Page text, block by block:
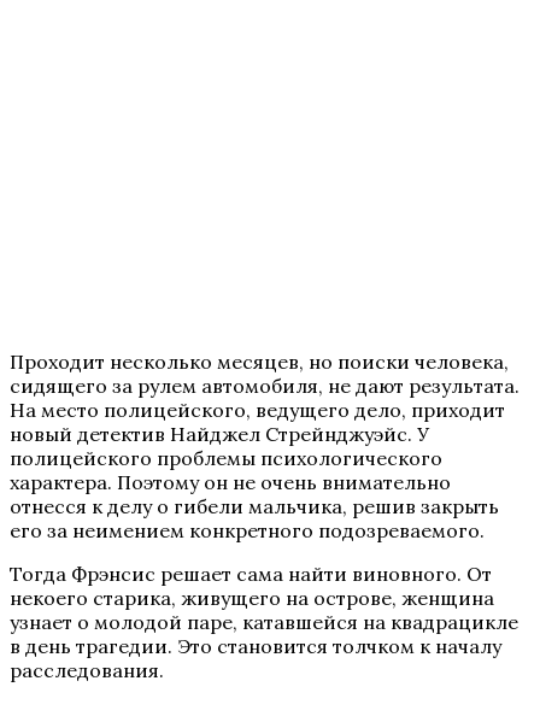
Проходит несколько месяцев, но поиски человека,
сидящего за рулем автомобиля, не дают результата.
На место полицейского, ведущего дело, приходит
новый детектив Найджел Стрейнджуэйс. У
полицейского проблемы психологического
характера. Поэтому он не очень внимательно
отнесся к делу о гибели мальчика, решив закрыть
его за неимением конкретного подозреваемого.
Тогда Фрэнсис решает сама найти виновного. От
некоего старика, живущего на острове, женщина
узнает о молодой паре, катавшейся на квадрацикле
в день трагедии. Это становится толчком к началу
расследования.